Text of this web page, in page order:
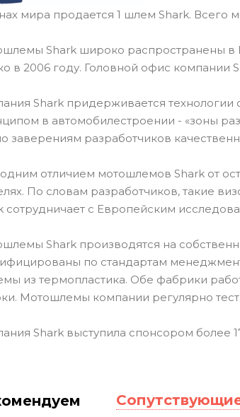
мира продается 1 шлем Shark. Всего
Shark широко распространены
в 2006 году. Головной офис компании
Shark придерживается
в автомобилестроении - «зоны
заверениям разработчиков
отличием мотошлемов Shark от
По словам разработчиков, такие
сотрудничает с Европейским
Shark производятся на
по стандартам
из термопластика. Обе фабрики
Мотошлемы компании регулярно
Shark выступила спонсором более